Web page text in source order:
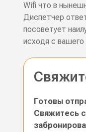
Wifi что в
Диспетчер
посоветует
исходя с
Готовы
Свяжитесь